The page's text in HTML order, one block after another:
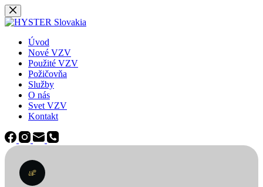
Späť
na
Úvod
Nové VZV
Použité VZV
Požičovňa
Služby
O nás
Svet VZV
Kontakt